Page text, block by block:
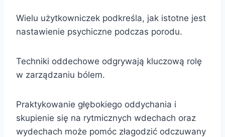
Wielu użytkowniczek podkreśla, jak istotne jest
nastawienie psychiczne podczas porodu.
Techniki oddechowe odgrywają kluczową rolę
w zarządzaniu bólem.
Praktykowanie głębokiego oddychania i
skupienie się na rytmicznych wdechach oraz
wydechach może pomóc złagodzić odczuwany